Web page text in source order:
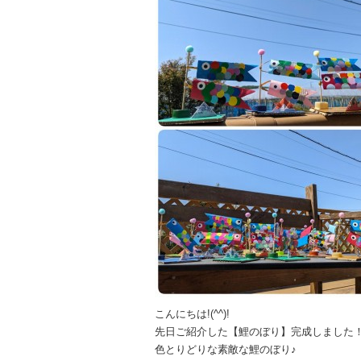
こんにちは!(^^)!
先日ご紹介した【鯉のぼり】完成しました
色とりどりな素敵な鯉のぼり♪